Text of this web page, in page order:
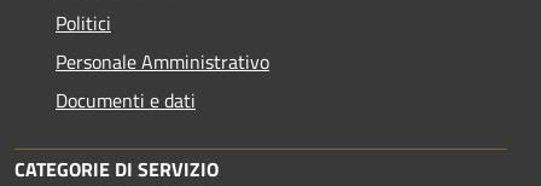
Politici
Personale Amministrativo
Documenti e dati
CATEGORIE DI SERVIZIO